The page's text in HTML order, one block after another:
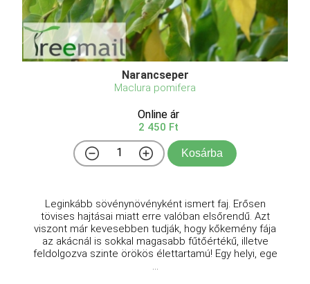
Narancseper
Maclura pomifera
Online ár
2 450 Ft
Kosárba
Leginkább sövénynövényként ismert faj. Erősen
tövises hajtásai miatt erre valóban elsőrendű. Azt
viszont már kevesebben tudják, hogy kőkemény fája
az akácnál is sokkal magasabb fűtőértékű, illetve
feldolgozva szinte örökös élettartamú! Egy helyi, ege
...